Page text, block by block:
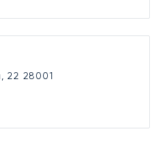
22 28001